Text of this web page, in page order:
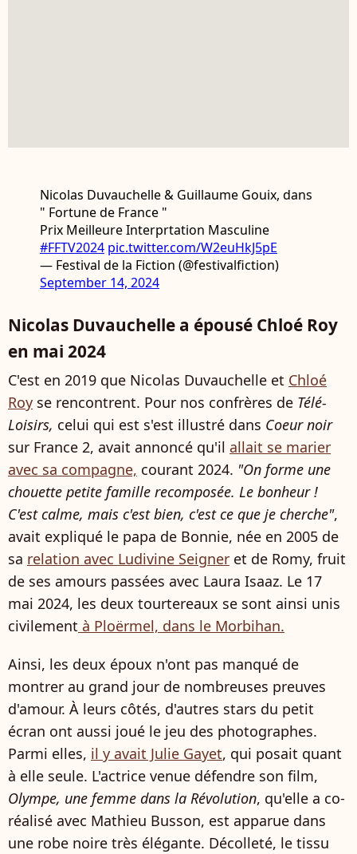
Nicolas Duvauchelle & Guillaume Gouix, dans
" Fortune de France "
Prix Meilleure Interprtation Masculine
#FFTV2024 pic.twitter.com/W2euHkJ5pE
— Festival de la Fiction (@festivalfiction)
September 14, 2024
Nicolas Duvauchelle a épousé Chloé Roy
en mai 2024
C'est en 2019 que Nicolas Duvauchelle et Chloé
Roy se rencontrent. Pour nos confrères de Télé-
Loisirs, celui qui est s'est illustré dans Coeur noir
sur France 2, avait annoncé qu'il allait se marier
avec sa compagne, courant 2024. "On forme une
chouette petite famille recomposée. Le bonheur !
C'est calme, mais c'est bien, c'est ce que je cherche",
avait expliqué le papa de Bonnie, née en 2005 de
sa relation avec Ludivine Seigner et de Romy, fruit
de ses amours passées avec Laura Isaaz. Le 17
mai 2024, les deux tourtereaux se sont ainsi unis
civilement à Ploërmel, dans le Morbihan.
Ainsi, les deux époux n'ont pas manqué de
montrer au grand jour de nombreuses preuves
d'amour. À leurs côtés, d'autres stars du petit
écran ont aussi joué le jeu des photographes.
Parmi elles, il y avait Julie Gayet, qui posait quant
à elle seule. L'actrice venue défendre son film,
Olympe, une femme dans la Révolution, qu'elle a co-
réalisé avec Mathieu Busson, est apparue dans
une robe noire très élégante. Décolleté, le tissu